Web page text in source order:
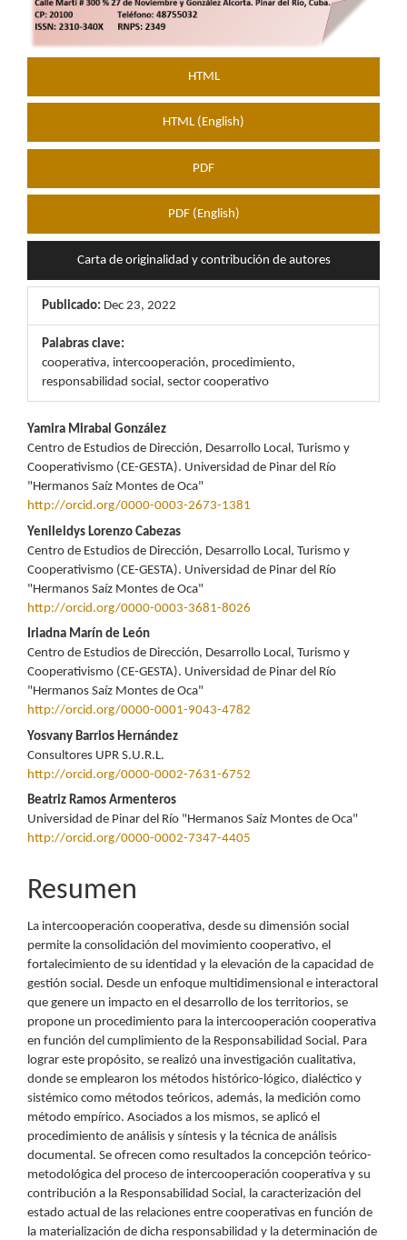
HTML
HTML (English)
PDF
PDF (English)
Carta de originalidad y contribución de autores
Publicado: Dec 23, 2022
Palabras clave:
cooperativa, intercooperación, procedimiento,
responsabilidad social, sector cooperativo
Contenido
principal
del
artículo
Yamira Mirabal González
Centro de Estudios de Dirección, Desarrollo Local, Turismo y
Cooperativismo (CE-GESTA). Universidad de Pinar del Río
"Hermanos Saíz Montes de Oca"
http://orcid.org/0000-0003-2673-1381
Yenileidys Lorenzo Cabezas
Centro de Estudios de Dirección, Desarrollo Local, Turismo y
Cooperativismo (CE-GESTA). Universidad de Pinar del Río
"Hermanos Saíz Montes de Oca"
http://orcid.org/0000-0003-3681-8026
Iriadna Marín de León
Centro de Estudios de Dirección, Desarrollo Local, Turismo y
Cooperativismo (CE-GESTA). Universidad de Pinar del Río
"Hermanos Saíz Montes de Oca"
http://orcid.org/0000-0001-9043-4782
Yosvany Barrios Hernández
Consultores UPR S.U.R.L.
http://orcid.org/0000-0002-7631-6752
Beatriz Ramos Armenteros
Universidad de Pinar del Río "Hermanos Saíz Montes de Oca"
http://orcid.org/0000-0002-7347-4405
Resumen
La intercooperación cooperativa, desde su dimensión social
permite la consolidación del movimiento cooperativo, el
fortalecimiento de su identidad y la elevación de la capacidad de
gestión social. Desde un enfoque multidimensional e interactoral
que genere un impacto en el desarrollo de los territorios, se
propone un procedimiento para la intercooperación cooperativa
en función del cumplimiento de la Responsabilidad Social. Para
lograr este propósito, se realizó una investigación cualitativa,
donde se emplearon los métodos histórico-lógico, dialéctico y
sistémico como métodos teóricos, además, la medición como
método empírico. Asociados a los mismos, se aplicó el
procedimiento de análisis y síntesis y la técnica de análisis
documental. Se ofrecen como resultados la concepción teórico-
metodológica del proceso de intercooperación cooperativa y su
contribución a la Responsabilidad Social, la caracterización del
estado actual de las relaciones entre cooperativas en función de
la materialización de dicha responsabilidad y la determinación de